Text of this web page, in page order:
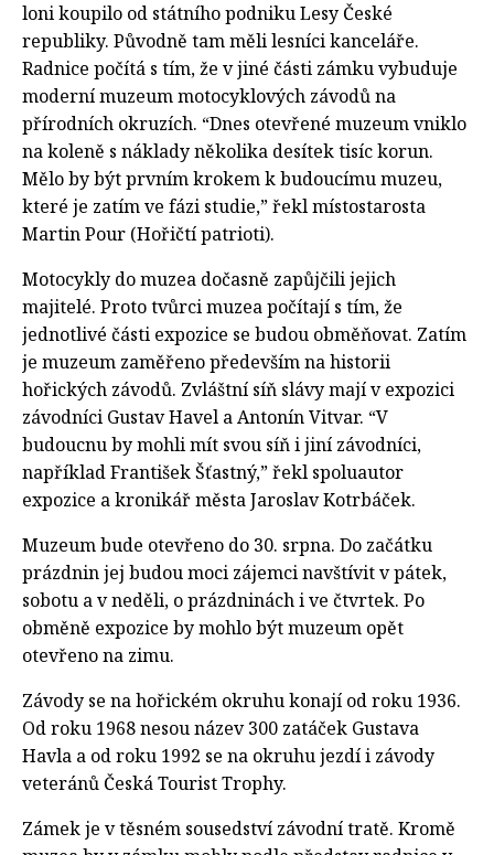
loni koupilo od státního podniku Lesy České
republiky. Původně tam měli lesníci kanceláře.
Radnice počítá s tím, že v jiné části zámku vybuduje
moderní muzeum motocyklových závodů na
přírodních okruzích. “Dnes otevřené muzeum vniklo
na koleně s náklady několika desítek tisíc korun.
Mělo by být prvním krokem k budoucímu muzeu,
které je zatím ve fázi studie,” řekl místostarosta
Martin Pour (Hořičtí patrioti).
Motocykly do muzea dočasně zapůjčili jejich
majitelé. Proto tvůrci muzea počítají s tím, že
jednotlivé části expozice se budou obměňovat. Zatím
je muzeum zaměřeno především na historii
hořických závodů. Zvláštní síň slávy mají v expozici
závodníci Gustav Havel a Antonín Vitvar. “V
budoucnu by mohli mít svou síň i jiní závodníci,
například František Šťastný,” řekl spoluautor
expozice a kronikář města Jaroslav Kotrbáček.
Muzeum bude otevřeno do 30. srpna. Do začátku
prázdnin jej budou moci zájemci navštívit v pátek,
sobotu a v neděli, o prázdninách i ve čtvrtek. Po
obměně expozice by mohlo být muzeum opět
otevřeno na zimu.
Závody se na hořickém okruhu konají od roku 1936.
Od roku 1968 nesou název 300 zatáček Gustava
Havla a od roku 1992 se na okruhu jezdí i závody
veteránů Česká Tourist Trophy.
Zámek je v těsném sousedství závodní tratě. Kromě